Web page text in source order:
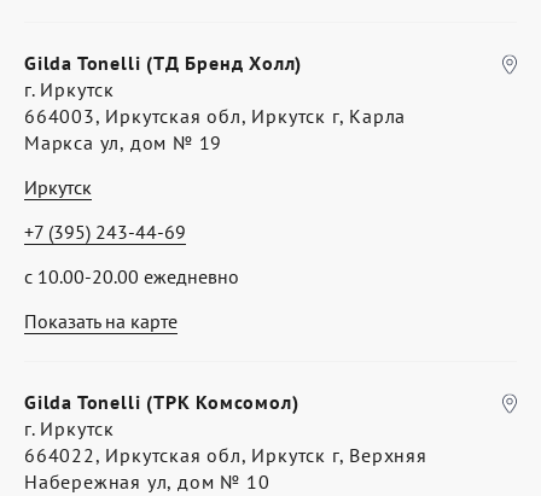
Показать на карте
Gilda Tonelli (ТД Бренд Холл)
г. Иркутск
664003, Иркутская обл, Иркутск г, Карла
Маркса ул, дом № 19
Иркутск
с 10.00-20.00 ежедневно
+7 (395) 243-44-69
Gilda Tonelli (ТРК Комсомол)
г. Иркутск
664022, Иркутская обл, Иркутск г, Верхняя
Набережная ул, дом № 10